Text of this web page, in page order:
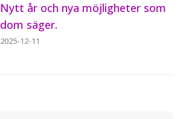
Nytt år och nya möjligheter som
dom säger.
2025-12-11